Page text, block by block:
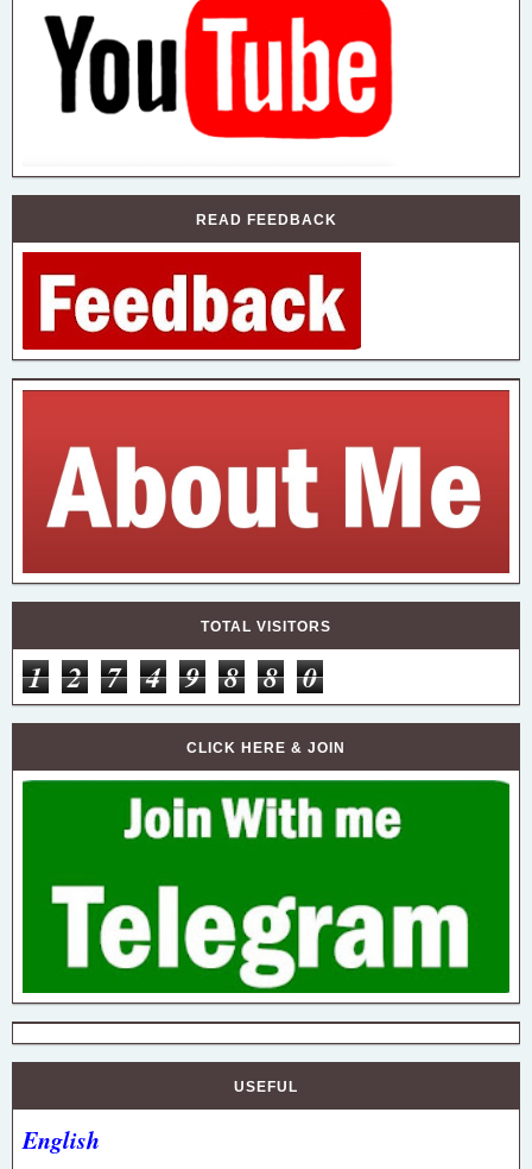
READ FEEDBACK
TOTAL VISITORS
1 2 7 4 9 8 8 0
CLICK HERE & JOIN
USEFUL
English